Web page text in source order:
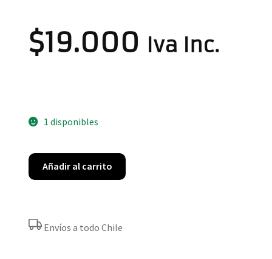
$19.000 Iva Inc.
1 disponibles
Añadir al carrito
Envíos a todo Chile